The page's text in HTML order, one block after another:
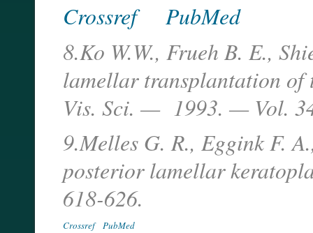
Crossref
PubMed
8.Ko W.W., Frueh B. E.,
lamellar transplantation of
Vis. Sci. — 1993. — Vol.
9.Melles G. R., Eggink F.
posterior lamellar
618-626.
Crossref PubMed